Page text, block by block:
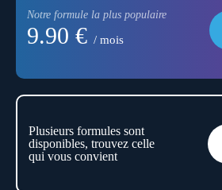
Notre formule la plus populaire
9.90 € / mois
Plusieurs formules sont
disponibles, trouvez celle
qui vous convient